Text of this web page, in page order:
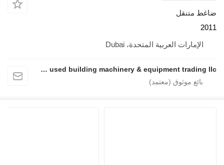
متنقل
الإمارات العربية المتحدة، Dubai
Alirtifah used building machinery & equipment trading llc